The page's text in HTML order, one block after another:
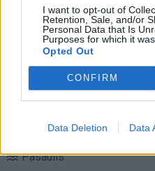
I want to opt-out of
Retention, Sale, and/or
Personal Data that Is
Purposes for which it
Opted Out
CONFIRM
Data Deletion Data
Pasaulis